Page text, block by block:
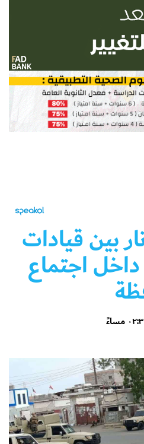
بين قيادات
داخل اجتماع